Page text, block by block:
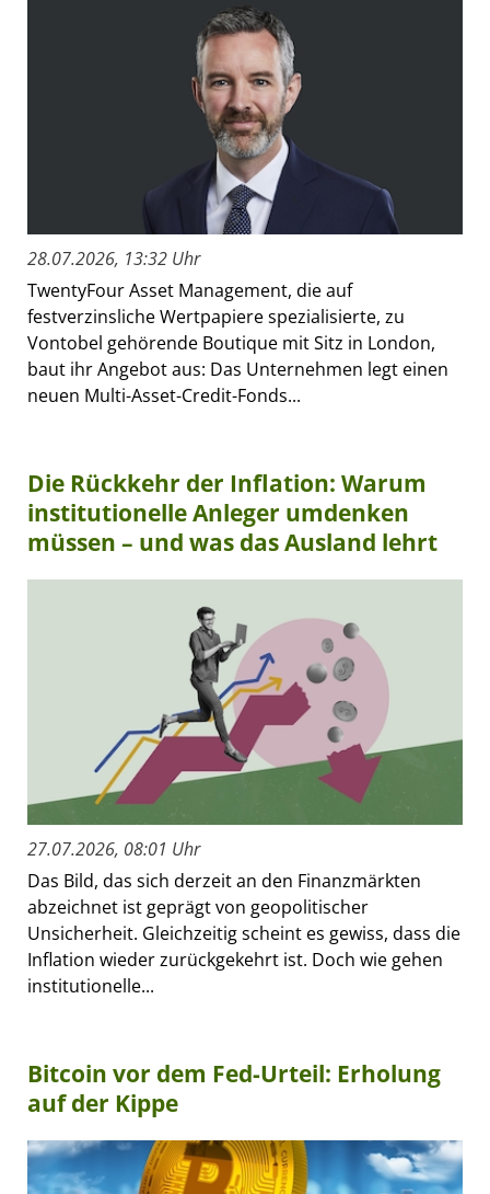
28.07.2026, 13:32 Uhr
TwentyFour Asset Management, die auf
festverzinsliche Wertpapiere spezialisierte, zu
Vontobel gehörende Boutique mit Sitz in London,
baut ihr Angebot aus: Das Unternehmen legt einen
neuen Multi-Asset-Credit-Fonds...
Die Rückkehr der Inflation: Warum
institutionelle Anleger umdenken
müssen – und was das Ausland lehrt
27.07.2026, 08:01 Uhr
Das Bild, das sich derzeit an den Finanzmärkten
abzeichnet ist geprägt von geopolitischer
Unsicherheit. Gleichzeitig scheint es gewiss, dass die
Inflation wieder zurückgekehrt ist. Doch wie gehen
institutionelle...
Bitcoin vor dem Fed-Urteil: Erholung
auf der Kippe